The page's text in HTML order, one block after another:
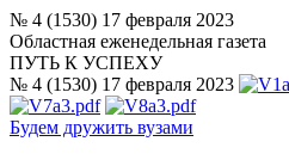
№ 4 (1530) 17 февраля 2023
Областная еженедельная газета
ПУТЬ К УСПЕХУ
№ 4 (1530) 17 февраля 2023
Будем дружить вузами